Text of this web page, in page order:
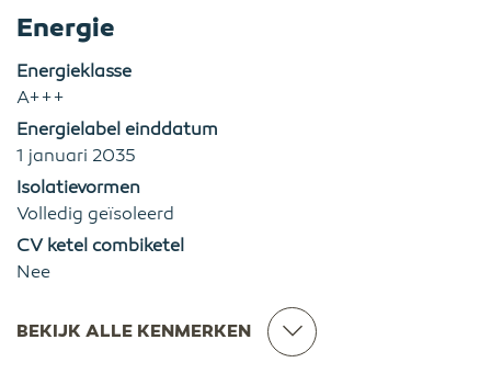
Energie
Energieklasse
A+++
Energielabel einddatum
1 januari 2035
Isolatievormen
Volledig geïsoleerd
CV ketel combiketel
Nee
BEKIJK ALLE KENMERKEN